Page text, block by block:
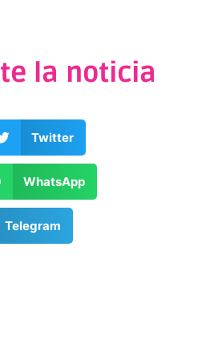
la noticia
Twitter
WhatsApp
Telegram